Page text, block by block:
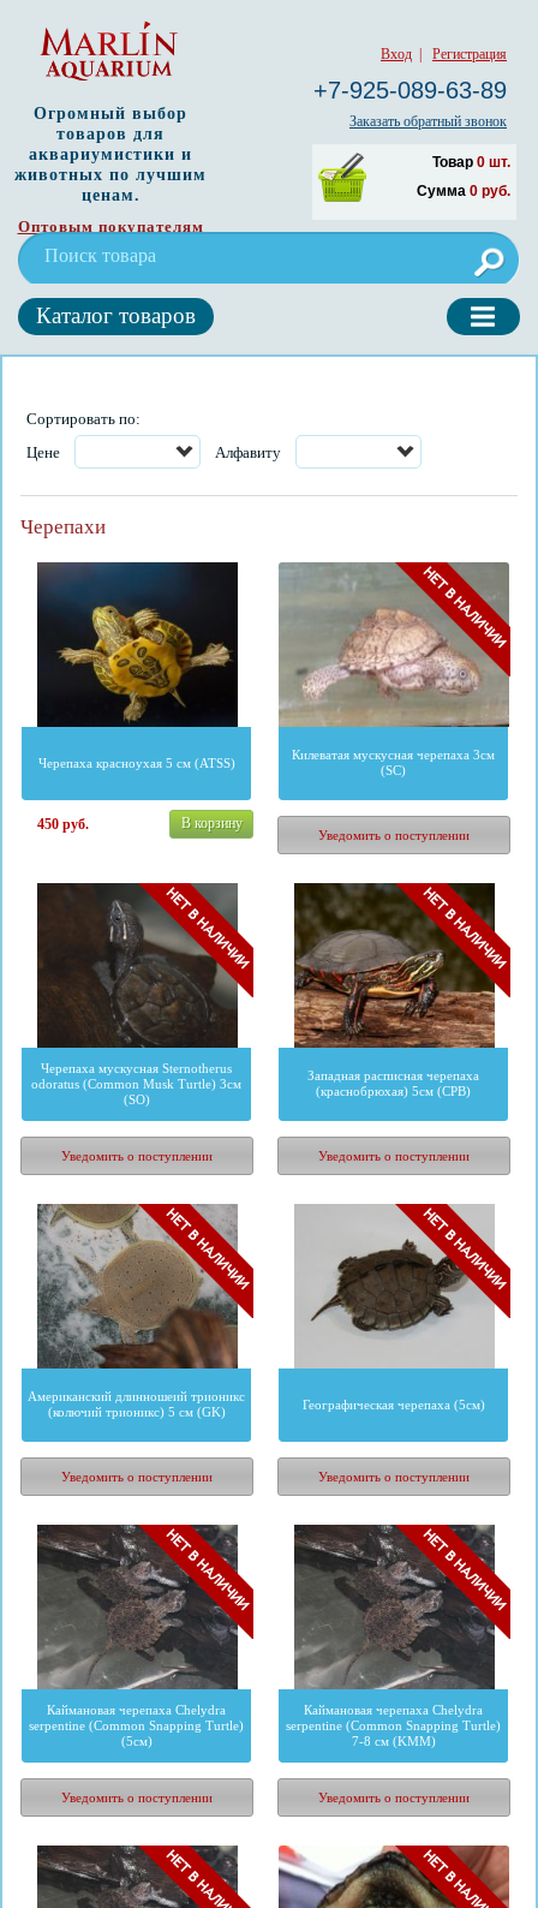
Вход Регистрация
+7-925-089-63-89
Заказать обратный звонок
Товар 0 шт.
Сумма 0 руб.
Огромный выбор
товаров для
аквариумистики и
животных по лучшим
ценам.
Оптовым покупателям
Каталог товаров
Сортировать по:
Цене
Алфавиту
Черепахи
Черепаха красноухая 5 см (ATSS)
450руб. В корзину
Килеватая мускусная черепаха 3см
(SC)
Уведомить о поступлении
Черепаха мускусная Sternotherus
odoratus (Common Musk Turtle) 3см
(SO)
Уведомить о поступлении
Западная расписная черепаха
(краснобрюхая) 5см (CPB)
Уведомить о поступлении
Американский длинношеий трионикс
(колючий трионикс) 5 см (GK)
Уведомить о поступлении
Географическая черепаха (5см)
Уведомить о поступлении
Каймановая черепаха Chelydra
serpentine (Common Snapping Turtle)
(5см)
Уведомить о поступлении
Каймановая черепаха Chelydra
serpentine (Common Snapping Turtle)
7-8 см (KMМ)
Уведомить о поступлении